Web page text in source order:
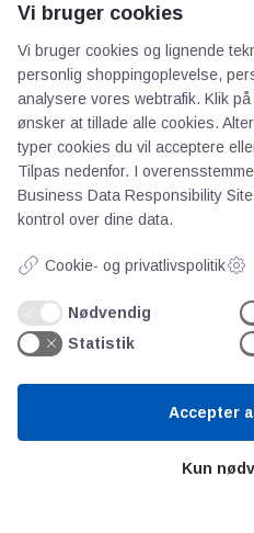
kravene til styrke,
bæredygtighed,
alsidighed i designet og
-Resistenstabel –
vejledning til valg af
formelsamlinger og
AOT
Vi bruger cookies
Vi bruger cookies og lignende
personlig shoppingoplevelse,
analysere vores webtrafik. Klik
ønsker at tillade alle cookies.
typer cookies du vil acceptere
Tilpas nedenfor. I
Business Data Responsibility Site
kontrol over dine data.
Cookie- og privatlivspolitik
Nødvendig
Statistik
Kun
Accepter